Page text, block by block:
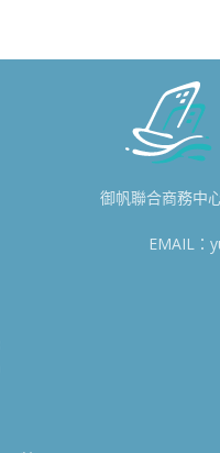
御帆聯合商務中
EMAIL：